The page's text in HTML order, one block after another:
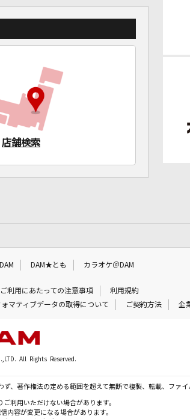
店舗検索
DAM DAM★とも カラオケ＠DAM
利用にあたっての注意事項
利用規約
ォマティブデータの取得について ご契約方法 企
All Rights Reserved.
、著作権法の定める範囲を超えて無断で複製、転載、ファイ
利用いただけない場合があります。
内容が変更になる場合があります。